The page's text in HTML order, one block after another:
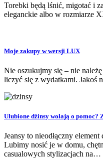
Torebki będą lśnić, migotać i
eleganckie albo w rozmiarze
Moje zakupy w wersji LUX
Nie oszukujmy się – nie
liczyć się z wydatkami. Jakoś
Ulubione dżinsy wołają o pomoc?
Jeansy to nieodłączny
Lubimy nosić je w domu,
casualowych stylizacjach na…